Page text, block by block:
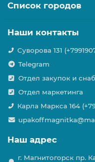
Список городов
Наши контакты
Суворова 131
Telegram
Отдел закупок и
Отдел маркетинга
Карла Маркса 164
Наш адрес
г. Магнитогорск пр.